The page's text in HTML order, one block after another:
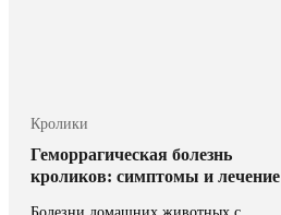
Кролики
Геморрагическая болезнь
кроликов: симптомы и лечение